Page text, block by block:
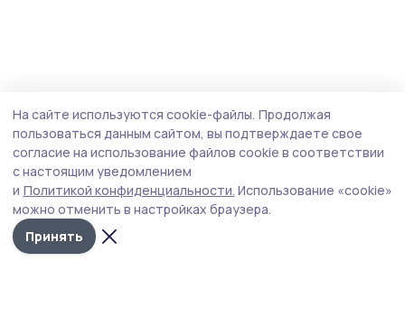
На сайте используются cookie-файлы. Продолжая
пользоваться данным сайтом, вы подтверждаете свое
согласие на использование файлов cookie в соответствии
с настоящим уведомлением
и Политикой конфиденциальности. Использование «cookie»
можно отменить в настройках браузера.
Принять